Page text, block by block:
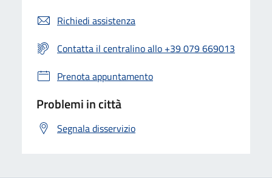
Richiedi assistenza
Contatta il centralino allo +39 079 669013
Prenota appuntamento
Problemi in città
Segnala disservizio